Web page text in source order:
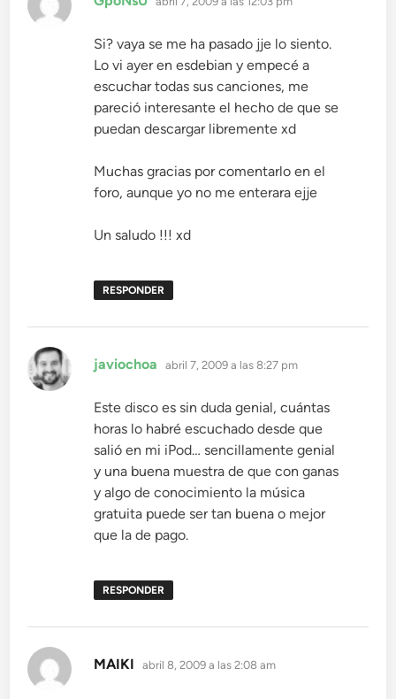
Si? vaya se me ha pasado jje lo siento.
Lo vi ayer en esdebian y empecé a
escuchar todas sus canciones, me
pareció interesante el hecho de que se
puedan descargar libremente xd
Muchas gracias por comentarlo en el
foro, aunque yo no me enterara ejje
Un saludo !!! xd
RESPONDER
javiochoa dice:
abril 7, 2009 a las 8:27 pm
Este disco es sin duda genial, cuántas
horas lo habré escuchado desde que
salió en mi iPod… sencillamente genial
y una buena muestra de que con ganas
y algo de conocimiento la música
gratuita puede ser tan buena o mejor
que la de pago.
RESPONDER
MAIKI dice:
abril 8, 2009 a las 2:08 am